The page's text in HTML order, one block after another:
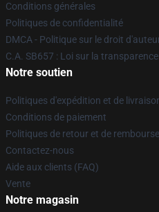
Conditions générales
Politiques de confidentialité
DMCA - Politique sur le droit
C.A. SB657 : Loi sur la
Notre soutien
Politiques d'expédition et de
Conditions de paiement
Politiques de retour et de
Contactez-nous
Aide aux clients (FAQ)
Vente
Notre magasin